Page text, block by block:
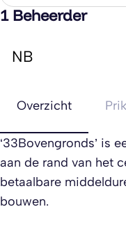
1 Beheerder
NB
Overzicht
‘33Bovengronds’ is
aan de rand van het
betaalbare
bouwen.